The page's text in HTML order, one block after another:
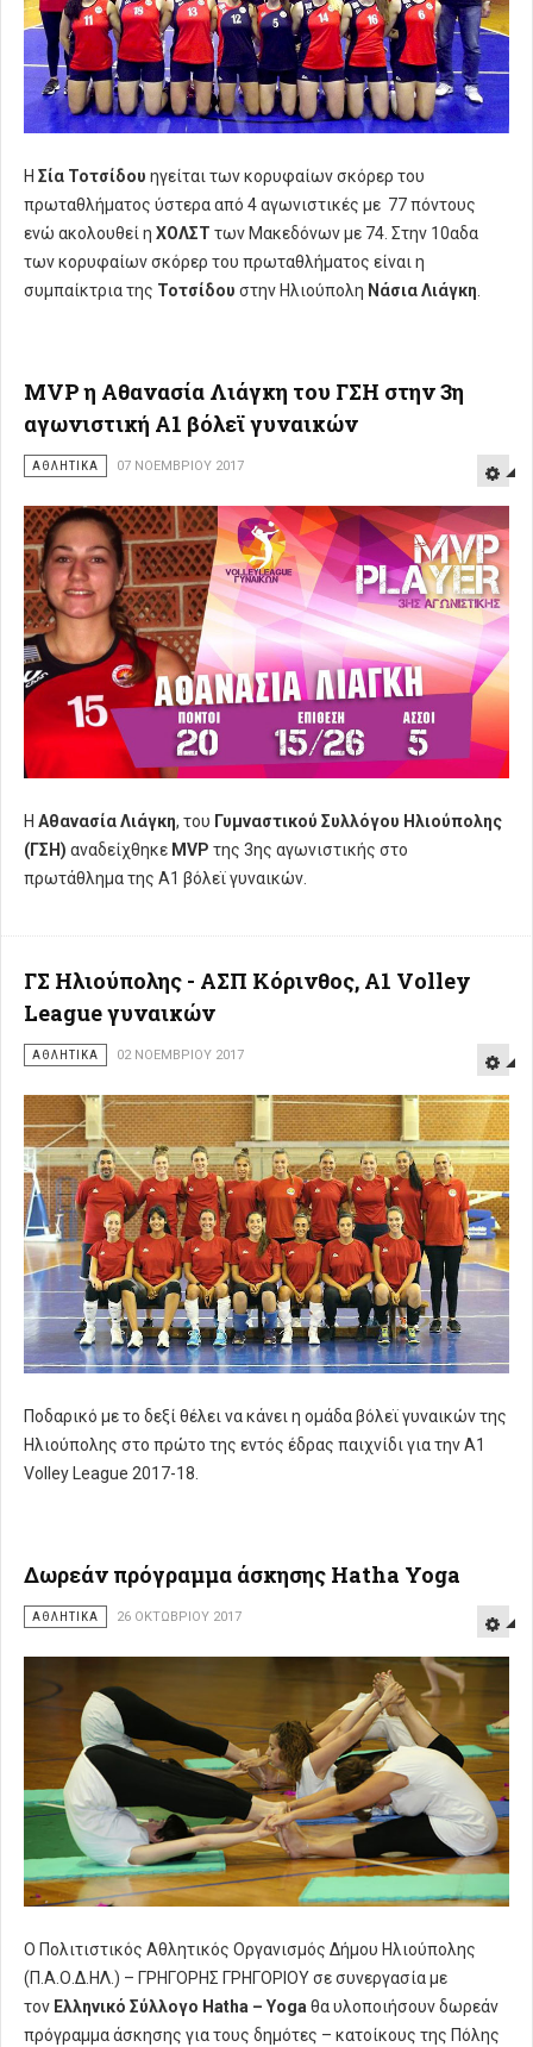
Η Σία Τοτσίδου ηγείται των κορυφαίων σκόρερ του
πρωταθλήματος ύστερα από 4 αγωνιστικές με 77 πόντους
ενώ ακολουθεί η ΧΟΛΣΤ των Μακεδόνων με 74. Στην 10αδα
των κορυφαίων σκόρερ του πρωταθλήματος είναι η
συμπαίκτρια της Τοτσίδου στην Ηλιούπολη Νάσια Λιάγκη
MVP η Αθανασία Λιάγκη του ΓΣΗ στην 3η
αγωνιστική Α1 βόλεϊ γυναικών
ΑΘΛΗΤΙΚΑ 07 ΝΟΕΜΒΡΊΟΥ 2017
Η Αθανασία Λιάγκη, του Γυμναστικού Συλλόγου Ηλιούπολης
(ΓΣΗ) αναδείχθηκε MVP της 3ης αγωνιστικής στο
πρωτάθλημα της Α1 βόλεϊ γυναικών.
ΓΣ Ηλιούπολης - ΑΣΠ Κόρινθος, A1 Volley
League γυναικών
ΑΘΛΗΤΙΚΑ 02 ΝΟΕΜΒΡΊΟΥ 2017
Ποδαρικό με το δεξί θέλει να κάνει η ομάδα βόλεϊ γυναικών της
Ηλιούπολης στο πρώτο της εντός έδρας παιχνίδι για την A1
Volley League 2017-18.
Δωρεάν πρόγραμμα άσκησης Hatha Yoga
ΑΘΛΗΤΙΚΑ 26 ΟΚΤΩΒΡΊΟΥ 2017
O Πολιτιστικός Αθλητικός Οργανισμός Δήμου Ηλιούπολης
(Π.Α.Ο.Δ.ΗΛ.) – ΓΡΗΓΟΡΗΣ ΓΡΗΓΟΡΙΟΥ σε συνεργασία με
τον Ελληνικό Σύλλογο Hatha – Yogaθα υλοποιήσουν δωρεάν
πρόγραμμα άσκησης για τους δημότες – κατοίκους της Πόλης